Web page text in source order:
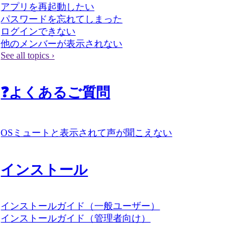
アプリを再起動したい
パスワードを忘れてしまった
ログインできない
他のメンバーが表示されない
See all topics ›
❓よくあるご質問
OSミュートと表示されて声が聞こえない
インストール
インストールガイド（一般ユーザー）
インストールガイド（管理者向け）